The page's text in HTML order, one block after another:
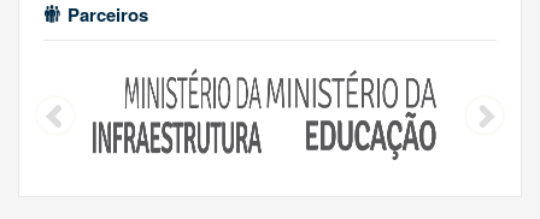
Parceiros